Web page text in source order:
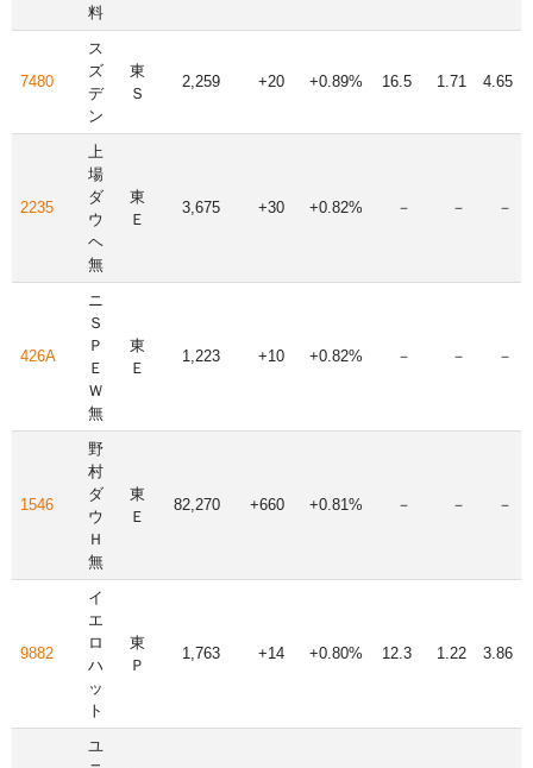
料
7480
ス
ズ
デ
ン
東
Ｓ
2,259 +20 +0.89% 16.5 1.71 4.65
2235
上
場
ダ
ウ
ヘ
無
東
Ｅ
3,675 +30 +0.82% － － －
426A
ニ
Ｓ
Ｐ
Ｅ
Ｗ
無
東
Ｅ
1,223 +10 +0.82% － － －
1546
野
村
ダ
ウ
Ｈ
無
東
Ｅ
82,270 +660 +0.81% － － －
9882
イ
エ
ロ
ハ
ッ
ト
東
Ｐ
1,763 +14 +0.80% 12.3 1.22 3.86
ユ